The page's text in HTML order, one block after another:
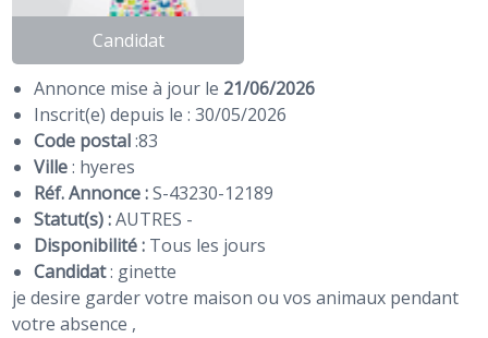
Candidat
Annonce mise à jour le 21/06/2026
Inscrit(e) depuis le : 30/05/2026
Code postal:83
Ville: hyeres
Réf. Annonce :S-43230-12189
Statut(s) :AUTRES -
Disponibilité : Tous les jours
Candidat: ginette
je desire garder votre maison ou vos animaux pendant
votre absence ,